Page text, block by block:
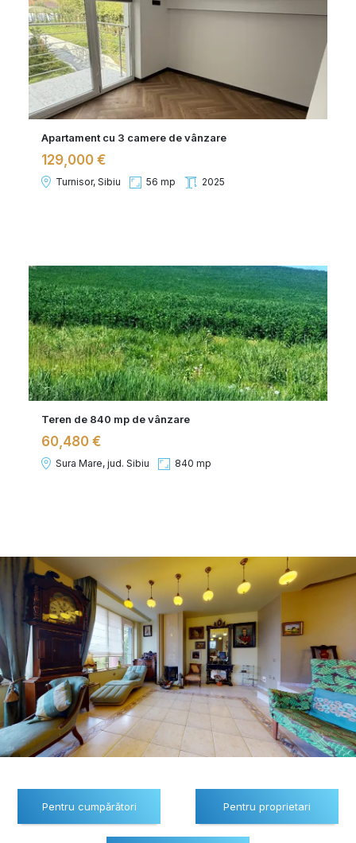
Apartament cu 3 camere de vânzare
129,000 €
Turnisor, Sibiu 56 mp 2025
Teren de 840 mp de vânzare
60,480 €
Sura Mare, jud. Sibiu 840 mp
Pentru cumpărători Pentru proprietari